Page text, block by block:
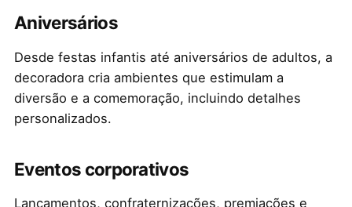
Aniversários
Desde festas infantis até aniversários de adultos, a
decoradora cria ambientes que estimulam a
diversão e a comemoração, incluindo detalhes
personalizados.
Eventos corporativos
Lançamentos, confraternizações, premiações e